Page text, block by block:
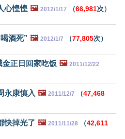
心惶惶 🖼️ 2012/1/17 （66,981次）
酒死” 🖼️ 2012/1/7 （77,805次）
正日回家吃饭 🖼️ 2011/12/22
永康慎入 🖼️ 2011/12/7 （47,468
快掉光了 🖼️ 2011/11/28 （42,611